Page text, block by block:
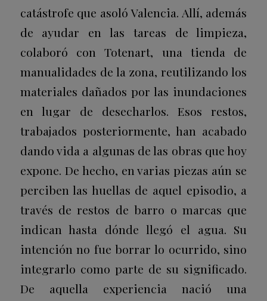
catástrofe que asoló Valencia. Allí, además
de ayudar en las tareas de limpieza,
colaboró con Totenart, una tienda de
manualidades de la zona, reutilizando los
materiales dañados por las inundaciones
en lugar de desecharlos. Esos restos,
trabajados posteriormente, han acabado
dando vida a algunas de las obras que hoy
expone. De hecho, en varias piezas aún se
perciben las huellas de aquel episodio, a
través de restos de barro o marcas que
indican hasta dónde llegó el agua. Su
intención no fue borrar lo ocurrido, sino
integrarlo como parte de su significado.
De aquella experiencia nació una